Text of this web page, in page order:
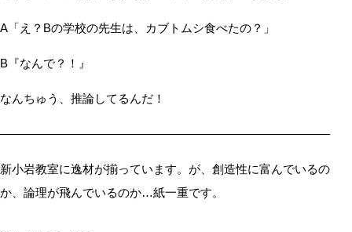
A「え？Bの学校の先生は、カブトムシ食べたの？」
B『なんで？！』
なんちゅう、推論してるんだ！
――――――――――――――――――――――――――――
新小岩教室に逸材が揃っています。が、創造性に富んでいるの
か、論理が飛んでいるのか…紙一重です。